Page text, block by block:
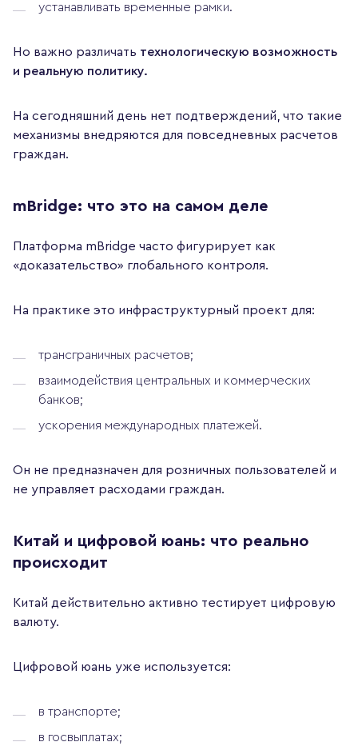
устанавливать временные рамки.
Но важно различать технологическую возможность
и реальную политику.
На сегодняшний день нет подтверждений, что такие
механизмы внедряются для повседневных расчетов
граждан.
mBridge: что это на самом деле
Платформа mBridge часто фигурирует как
«доказательство» глобального контроля.
На практике это инфраструктурный проект для:
трансграничных расчетов;
взаимодействия центральных и коммерческих
банков;
ускорения международных платежей.
Он не предназначен для розничных пользователей и
не управляет расходами граждан.
Китай и цифровой юань: что реально
происходит
Китай действительно активно тестирует цифровую
валюту.
Цифровой юань уже используется:
в транспорте;
в госвыплатах;